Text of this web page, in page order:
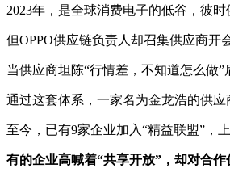
2023年，是全球消费电子的低谷，彼
但OPPO供应链负责人却召集供应商开
当供应商坦陈“行情差，不知道怎么做
通过这套体系，一家名为金龙浩的供应
至今，已有9家企业加入“精益联盟”，
有的企业高喊着“共享开放”，却对合